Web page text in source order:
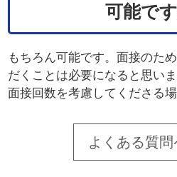
可能で
もちろん可能です。面接のた
だくことは必要になると思い
面接回数を考慮してくださる場
よくある質